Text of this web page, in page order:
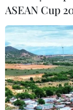
CƠ QUAN CHỦ QUẢN:
Tổng Biên tập:
Phó Tổng Biên
ASEAN Cup